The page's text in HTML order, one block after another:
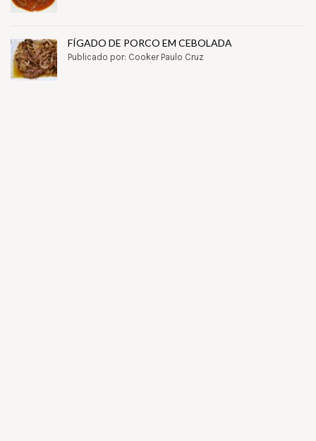
FÍGADO DE PORCO EM CEBOLADA
Publicado por: Cooker Paulo Cruz